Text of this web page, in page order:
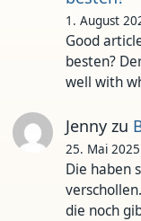
1. August
Good
besten?
well with
Jennyzu
25. Mai 2025
Die haben
die noch